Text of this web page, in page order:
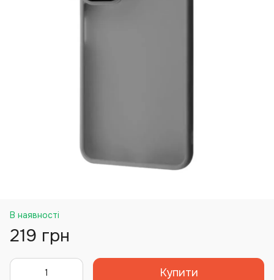
В наявності
219 грн
Купити